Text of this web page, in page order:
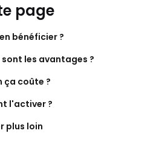
page
bénéficier ?
sont les avantages ?
ça coûte ?
l'activer ?
plus loin